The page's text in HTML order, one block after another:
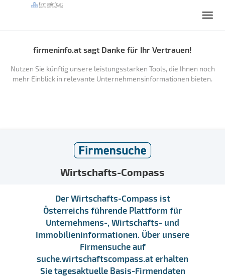
firmeninfo.at sagt Danke für Ihr Vertrauen!
Nutzen Sie künftig unsere leistungsstarken Tools, die Ihnen noch
mehr Einblick in relevante Unternehmensinformationen bieten.
Wirtschafts-Compass
Der Wirtschafts-Compass ist
Österreichs führende Plattform für
Unternehmens-, Wirtschafts- und
Immobilieninformationen. Über unsere
Firmensuche auf
suche.wirtschaftscompass.at erhalten
Sie tagesaktuelle Basis-Firmendaten